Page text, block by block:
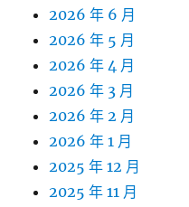
2026 年 6 月
2026 年 5 月
2026 年 4 月
2026 年 3 月
2026 年 2 月
2026 年 1 月
2025 年 12 月
2025 年 11 月